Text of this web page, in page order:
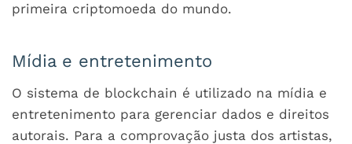
primeira criptomoeda do mundo.
Mídia e entretenimento
O sistema de blockchain é utilizado na mídia e
entretenimento para gerenciar dados e direitos
autorais. Para a comprovação justa dos artistas,